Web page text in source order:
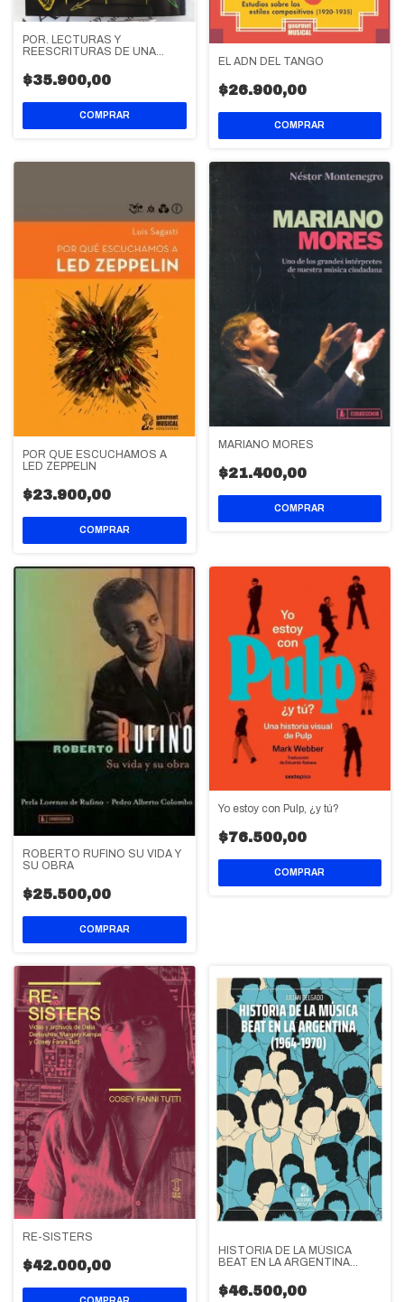
POR. LECTURAS Y
REESCRITURAS DE UNA
SPINETTA
$35.900,00
EL ADN DEL TANGO
$26.900,00
POR QUE ESCUCHAMOS A
LED ZEPPELIN
$23.900,00
MARIANO MORES
$21.400,00
ROBERTO RUFINO SU VIDA Y
SU OBRA
$25.500,00
Yo estoy con Pulp, ¿y tú?
$76.500,00
RE-SISTERS
$42.000,00
HISTORIA DE LA MÚSICA
BEAT EN LA ARGENTINA
$46.500,00